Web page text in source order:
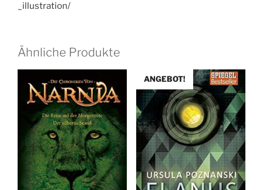
_illustration/
Ähnliche Produkte
ANGEBOT!